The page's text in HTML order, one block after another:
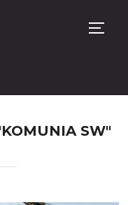
SW"